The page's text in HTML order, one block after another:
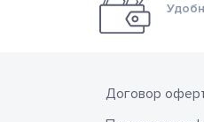
Договор